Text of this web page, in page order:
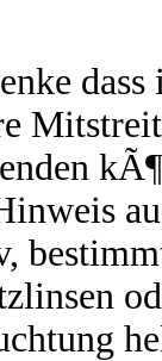
dass